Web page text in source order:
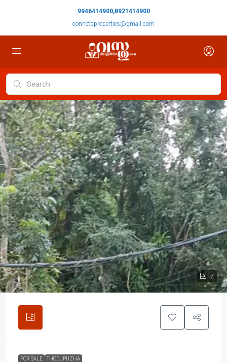
9946414900,8921414900
connetpproperties@gmail.com
7
FOR SALE THODUPUZHA